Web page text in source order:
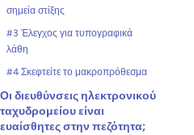
σημεία στίξης
#3 Έλεγχος για τυπογραφικά
λάθη
#4 Σκεφτείτε το μακροπρόθεσμα
Οι διευθύνσεις ηλεκτρονικού
ταχυδρομείου είναι
ευαίσθητες στην πεζότητα;